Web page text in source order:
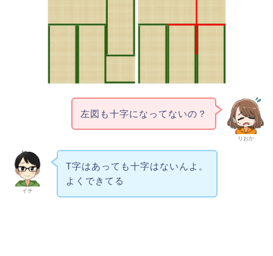
りおか
左図も十字になってないの？
イチ
T字はあっても十字はないんよ。
よくできてる